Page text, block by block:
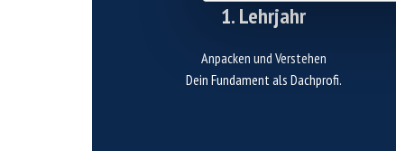
1. Lehrjahr
Anpacken und Verstehen
Dein Fundament als Dachprofi.
jeder Dachdecker beherrschen muss. Wir zeigen dir, wie
man auf der Baustelle arbeitet – sicher, effizient und